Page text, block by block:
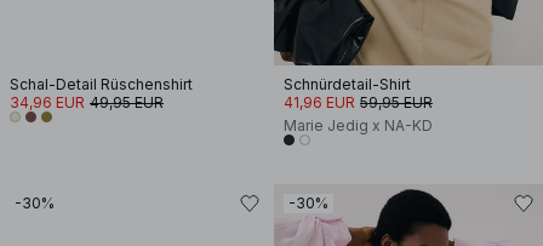
Schal-Detail Rüschenshirt
34,96 EUR 49,95 EUR
Schnürdetail-Shirt
41,96 EUR 59,95 EUR
Marie Jedig x NA-KD
-30% -30%